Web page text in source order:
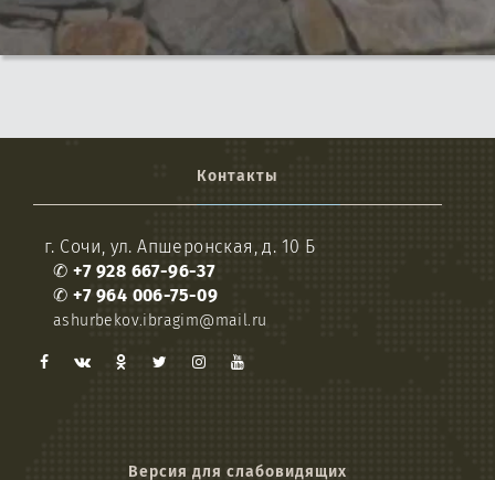
Контакты
г. Сочи, ул. Апшеронская, д. 10 Б
✆ +7 928 667-96-37
✆ +7 964 006-75-09
ashurbekov.ibragim@mail.ru
Версия для слабовидящих